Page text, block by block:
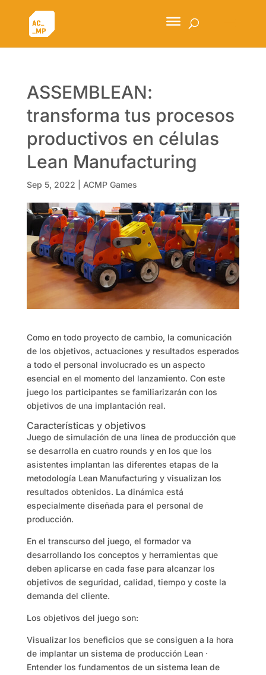
ASSEMBLEAN:
transforma tus procesos
productivos en células
Lean Manufacturing
Sep 5, 2022 ACMP Games
Como en todo proyecto de cambio, la comunicación
de los objetivos, actuaciones y resultados esperados
a todo el personal involucrado es un aspecto
esencial en el momento del lanzamiento. Con este
juego los participantes se familiarizarán con los
objetivos de una implantación real.
Características y objetivos
Juego de simulación de una línea de producción que
se desarrolla en cuatro rounds y en los que los
asistentes implantan las diferentes etapas de la
metodología Lean Manufacturing y visualizan los
resultados obtenidos. La dinámica está
especialmente diseñada para el personal de
producción.
En el transcurso del juego, el formador va
desarrollando los conceptos y herramientas que
deben aplicarse en cada fase para alcanzar los
objetivos de seguridad, calidad, tiempo y coste la
demanda del cliente.
Los objetivos del juego son:
Visualizar los beneficios que se consiguen a la hora
de implantar un sistema de producción Lean ·
Entender los fundamentos de un sistema lean de